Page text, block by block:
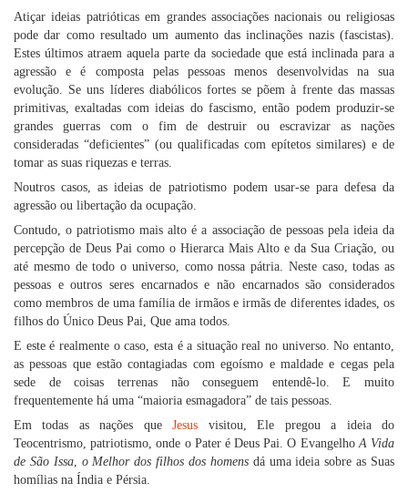
Atiçar ideias patrióticas em grandes associações nacionais ou religiosas
pode dar como resultado um aumento das inclinações nazis (fascistas).
Estes últimos atraem aquela parte da sociedade que está inclinada para a
agressão e é composta pelas pessoas menos desenvolvidas na sua
evolução. Se uns líderes diabólicos fortes se põem à frente das massas
primitivas, exaltadas com ideias do fascismo, então podem produzir-se
grandes guerras com o fim de destruir ou escravizar as nações
consideradas “deficientes” (ou qualificadas com epítetos similares) e de
tomar as suas riquezas e terras.
Noutros casos, as ideias de patriotismo podem usar-se para defesa da
agressão ou libertação da ocupação.
Contudo, o patriotismo mais alto é a associação de pessoas pela ideia da
percepção de Deus Pai como o Hierarca Mais Alto e da Sua Criação, ou
até mesmo de todo o universo, como nossa pátria. Neste caso, todas as
pessoas e outros seres encarnados e não encarnados são considerados
como membros de uma família de irmãos e irmãs de diferentes idades, os
filhos do Único Deus Pai, Que ama todos.
E este é realmente o caso, esta é a situação real no universo. No entanto,
as pessoas que estão contagiadas com egoísmo e maldade e cegas pela
sede de coisas terrenas não conseguem entendê-lo. E muito
frequentemente há uma “maioria esmagadora” de tais pessoas.
Em todas as nações queJesus visitou, Ele pregou a ideia do
Teocentrismo, patriotismo, onde o Pater é Deus Pai. O EvangelhoA Vida
de São Issa, o Melhor dos filhos dos homensdá uma ideia sobre as Suas
homílias na Índia e Pérsia.